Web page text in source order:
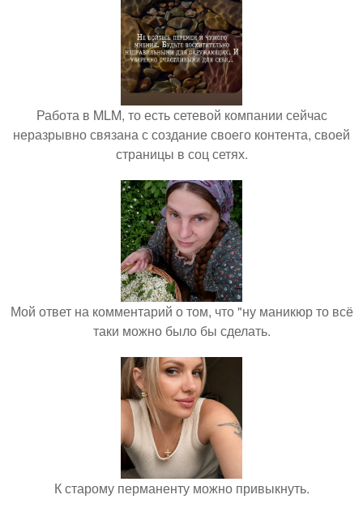
Работа в MLM, то есть сетевой компании сейчас
неразрывно связана с создание своего контента, своей
страницы в соц сетях.
Мой ответ на комментарий о том, что "ну маникюр то всё
таки можно было бы сделать.
К старому перманенту можно привыкнуть.